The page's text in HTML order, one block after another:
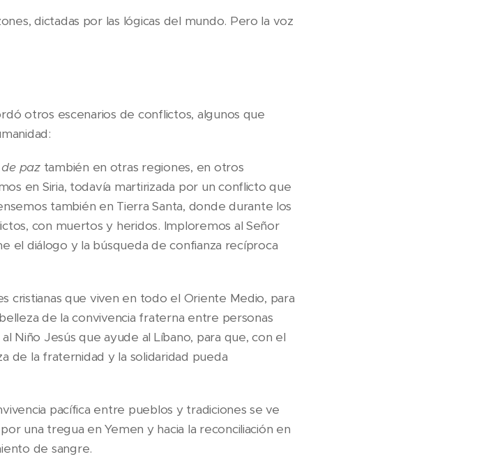
dictadas por las lógicas del mundo. Pero la voz
otros escenarios de conflictos, algunos que
paztambién en otras regiones, en otros
en Siria, todavía martirizada por un conflicto que
también en Tierra Santa, donde durante los
con muertos y heridos. Imploremos al Señor
el diálogo y la búsqueda de confianza recíproca
cristianas que viven en todo el Oriente Medio, para
de la convivencia fraterna entre personas
Niño Jesús que ayude al Líbano, para que, con el
de la fraternidad y la solidaridad pueda
pacífica entre pueblos y tradiciones se ve
una tregua en Yemen y hacia la reconciliación en
de sangre.